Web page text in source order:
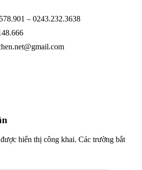
– 0243.232.3638
hiển thị công khai. Các trường bắt